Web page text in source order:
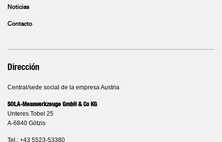
Noticias
Contacto
Dirección
Central/sede social de la empresa Austria
SOLA-Messwerkzeuge GmbH & Co KG
Unteres Tobel 25
A-6840 Götzis
Tel.: +43 5523-53380